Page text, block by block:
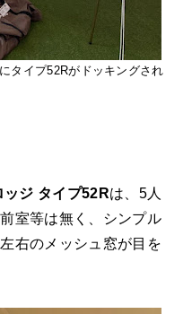
タイプ52Rがドッキングされ
ッジ タイプ52Rは、5人
室等は無く、シンプル
右のメッシュ窓が目を